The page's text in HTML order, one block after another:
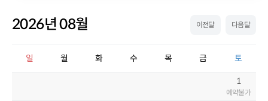
2026년 08월 이전달 다음달
일 월 화 수 목 금 토
1
예약불가